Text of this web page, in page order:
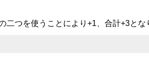
二つを使うことにより+1、合計+3と